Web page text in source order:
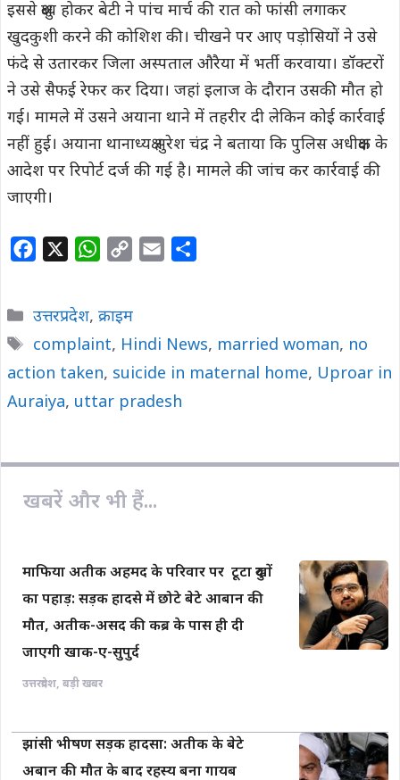
इससे क्षुब्ध होकर बेटी ने पांच मार्च की रात को फांसी लगाकर
खुदकुशी करने की कोशिश की। चीखने पर आए पड़ोसियों ने उसे
फंदे से उतारकर जिला अस्पताल औरैया में भर्ती करवाया। डॉक्टरों
ने उसे सैफई रेफर कर दिया। जहां इलाज के दौरान उसकी मौत हो
गई। मामले में उसने अयाना थाने में तहरीर दी लेकिन कोई कार्रवाई
नहीं हुई। अयाना थानाध्यक्ष सुरेश चंद्र ने बताया कि पुलिस अधीक्षक के
आदेश पर रिपोर्ट दर्ज की गई है। मामले की जांच कर कार्रवाई की
जाएगी।
e
b
o
o
W
t
s
A
p
L
i
n
l
e
Categories
उत्तरप्रदेश, क्राइम
Tags
complaint, Hindi News, married woman, no
action taken, suicide in maternal home, Uproar in
Auraiya, uttar pradesh
खबरें और भी हैं...
माफिया अतीक अहमद के परिवार पर टूटा दुखों
का पहाड़: सड़क हादसे में छोटे बेटे आबान की
मौत, अतीक-असद की कब्र के पास ही दी
जाएगी खाक-ए-सुपुर्द
उत्तरप्रदेश, बड़ी खबर
झांसी भीषण सड़क हादसा: अतीक के बेटे
अबान की मौत के बाद रहस्य बना गायब